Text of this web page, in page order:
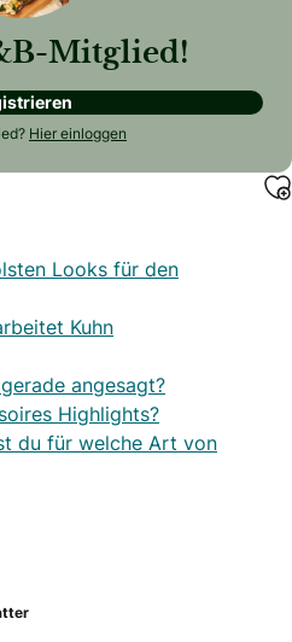
Mitglied!
Hier einloggen
Looks für den
Kuhn
angesagt?
Highlights?
du für welche Art von